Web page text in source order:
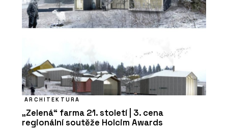
ARCHITEKTURA
„Zelená“ farma 21. století | 3. cena
regionální soutěže Holcim Awards